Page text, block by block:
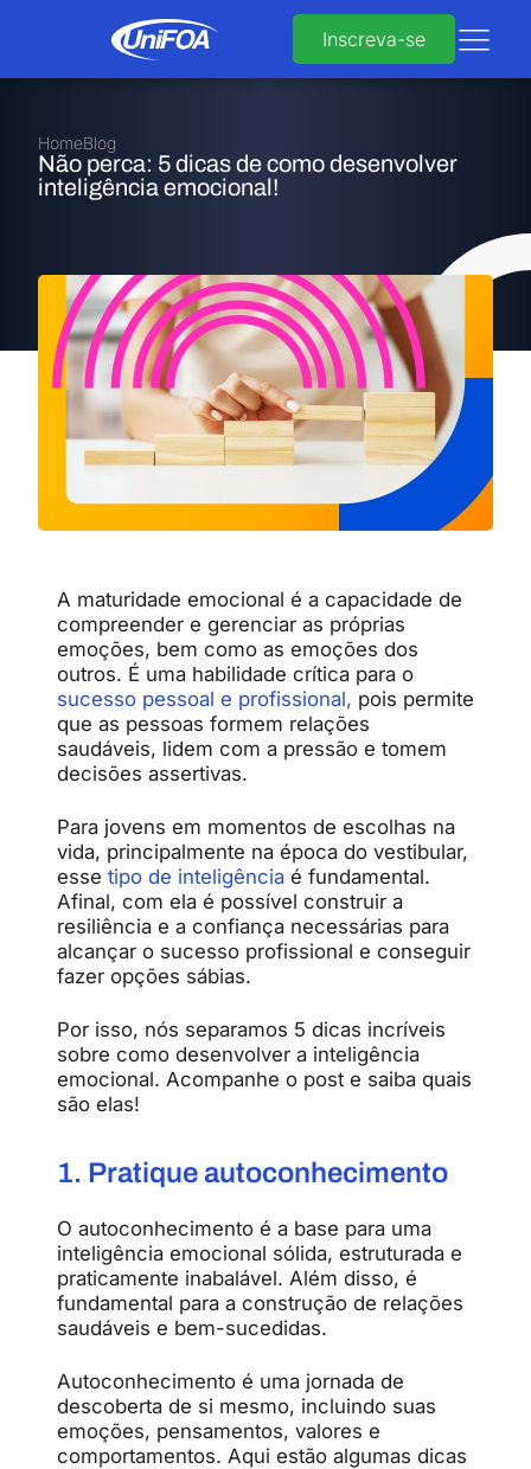
Inscreva-se
HomeBlog
Não perca: 5 dicas de como desenvolver
inteligência emocional!
A maturidade emocional é a capacidade de
compreender e gerenciar as próprias
emoções, bem como as emoções dos
outros. É uma habilidade crítica para o
sucesso pessoal e profissional, pois permite
que as pessoas formem relações
saudáveis, lidem com a pressão e tomem
decisões assertivas.
Para jovens em momentos de escolhas na
vida, principalmente na época do vestibular,
esse tipo de inteligência é fundamental.
Afinal, com ela é possível construir a
resiliência e a confiança necessárias para
alcançar o sucesso profissional e conseguir
fazer opções sábias.
Por isso, nós separamos 5 dicas incríveis
sobre como desenvolver a inteligência
emocional. Acompanhe o post e saiba quais
são elas!
1. Pratique autoconhecimento
O autoconhecimento é a base para uma
inteligência emocional sólida, estruturada e
praticamente inabalável. Além disso, é
fundamental para a construção de relações
saudáveis e bem-sucedidas.
Autoconhecimento é uma jornada de
descoberta de si mesmo, incluindo suas
emoções, pensamentos, valores e
comportamentos. Aqui estão algumas dicas